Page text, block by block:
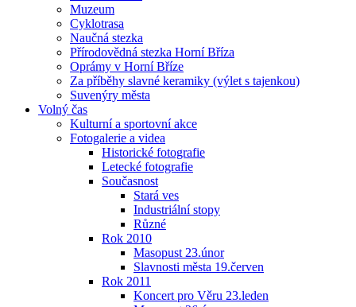
Muzeum
Cyklotrasa
Naučná stezka
Přírodovědná stezka Horní Bříza
Oprámy v Horní Bříze
Za příběhy slavné keramiky (výlet s tajenkou)
Suvenýry města
Volný čas
Kulturní a sportovní akce
Fotogalerie a videa
Historické fotografie
Letecké fotografie
Současnost
Stará ves
Industriální stopy
Různé
Rok 2010
Masopust 23.únor
Slavnosti města 19.červen
Rok 2011
Koncert pro Věru 23.leden